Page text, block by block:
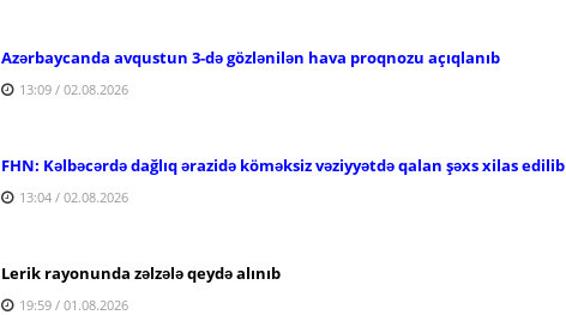
Azərbaycanda avqustun 3-də gözlənilən hava proqnozu açıqlanıb
13:09 / 02.08.2026
FHN: Kəlbəcərdə dağlıq ərazidə köməksiz vəziyyətdə qalan şəxs xilas edilib
13:04 / 02.08.2026
Lerik rayonunda zəlzələ qeydə alınıb
19:59 / 01.08.2026